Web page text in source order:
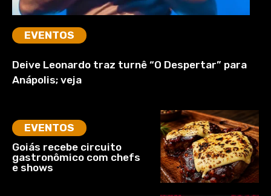
EVENTOS
Deive Leonardo traz turnê “O Despertar” para
Anápolis; veja
EVENTOS
Goiás recebe circuito
gastronômico com chefs
e shows